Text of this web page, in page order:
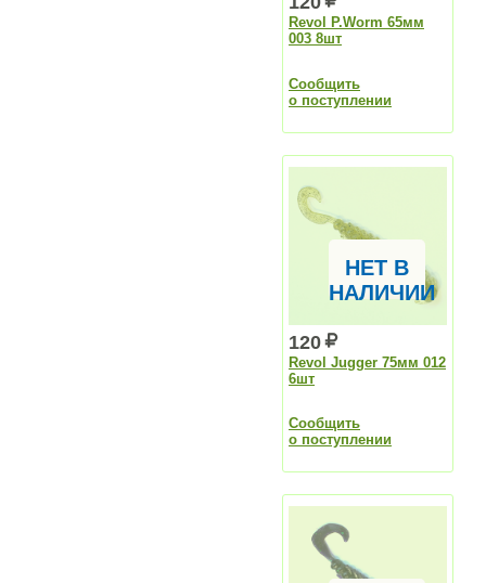
Revol P.Worm 65мм
003 8шт
Сообщить
о поступлении
НЕТ В
НАЛИЧИИ
120
Revol Jugger 75мм 012
6шт
Сообщить
о поступлении